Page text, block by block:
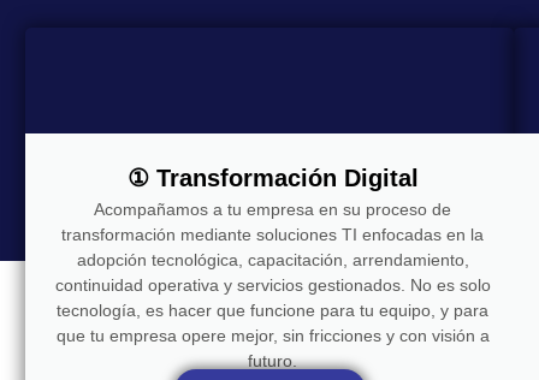
① Transformación Digital
Acompañamos a tu empresa en su proceso de
transformación mediante soluciones TI enfocadas en la
adopción tecnológica, capacitación, arrendamiento,
continuidad operativa y servicios gestionados. No es solo
tecnología, es hacer que funcione para tu equipo, y para
que tu empresa opere mejor, sin fricciones y con visión a
futuro.